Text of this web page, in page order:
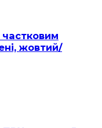
частковим
жовтий/